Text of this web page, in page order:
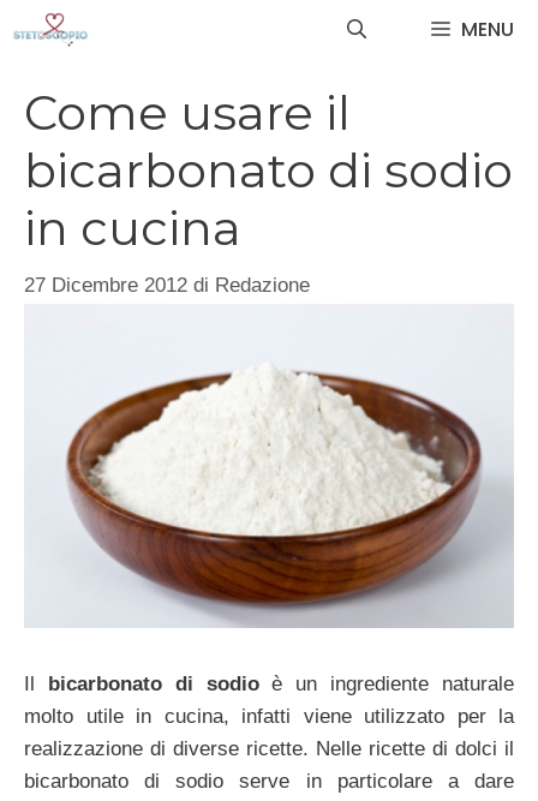
MENU
Come usare il
bicarbonato di sodio
in cucina
27 Dicembre 2012 di Redazione
Il bicarbonato di sodioè un ingrediente naturale
molto utile in cucina, infatti viene utilizzato per la
realizzazione di diverse ricette. Nelle ricette di dolci il
bicarbonato di sodio serve in particolare a dare